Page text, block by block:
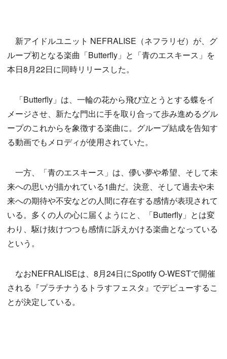
新アイドルユニット NEFRALISE（ネフラリゼ）が、グ
ループ初となる楽曲「Butterfly」と「青のエスキース」を
本日8月22日に同時リリースした。
「Butterfly」は、一輪の花から飛び立とうとする蝶をイ
メージさせ、新たな門出に手を取り合って歩み進めるグル
ープのこれからを象徴する楽曲に。グループ結成を告知す
る動画でもメロディが使用されていた。
一方、「青のエスキース」は、儚い夢や希望、そして未
来への思いが描かれている1曲だ。決意、そして過去や未
来への期待や不安などの人間に存在する感情が表現されて
いる。多くの人の心に届くようにと、「Butterfly」とは変
わり、駆け抜けつつも感情に訴えかける楽曲となっている
という。
なおNEFRALISEは、8月24日にSpotify O-WESTで開催
される『プラチナうるトラすフェスタ』でデビューするこ
とが決定している。